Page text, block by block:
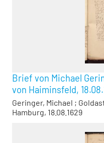
Brief von Michael
von Haiminsfeld,
Geringer, Michael ;
Hamburg, 18.08.1629